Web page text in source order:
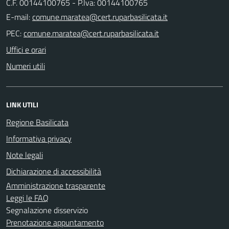
E-mail:
PEC:
Uffici e orari
Numeri utili
LINK UTILI
Regione Basilicata
Informativa privacy
Note legali
Dichiarazione di accessibilità
Amministrazione trasparente
Leggi le FAQ
Segnalazione disservizio
Prenotazione appuntamento